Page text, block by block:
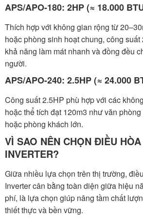
APS/APO-180: 2HP (≈ 18.000
Thích hợp với không gian rộng từ
hoặc phòng sinh hoạt chung, công
khả năng làm mát nhanh và đồng đều
người.
APS/APO-240: 2.5HP (≈ 24.000
Công suất 2.5HP phù hợp với các
hoặc thể tích đạt 120m3 như văn
hoặc phòng khách lớn.
VÌ SAO NÊN CHỌN ĐIỀU
INVERTER?
Giữa nhiều lựa chọn trên thị trường,
Inverter cân bằng toàn diện giữa hiệu
phí, là lựa chọn giúp nâng tầm chất
thiết thực và bền vững.